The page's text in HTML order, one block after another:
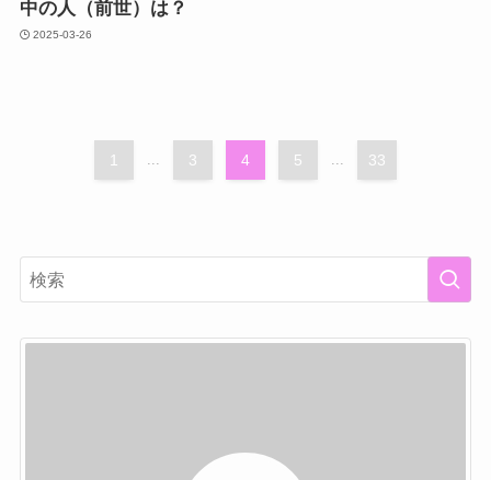
中の人（前世）は？
2025-03-26
1 3 4 5 33